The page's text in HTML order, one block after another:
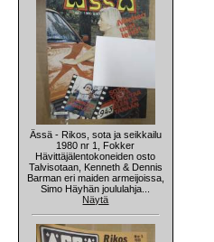
Ässä - Rikos, sota ja seikkailu
1980 nr 1, Fokker
Hävittäjälentokoneiden osto
Talvisotaan, Kenneth & Dennis
Barman eri maiden armeijoissa,
Simo Häyhän joululahja...
Näytä